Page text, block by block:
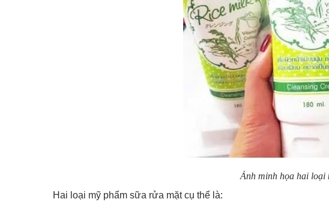
Ảnh minh họa hai loại
Hai loại mỹ phẩm sữa rửa mặt cụ thể là: